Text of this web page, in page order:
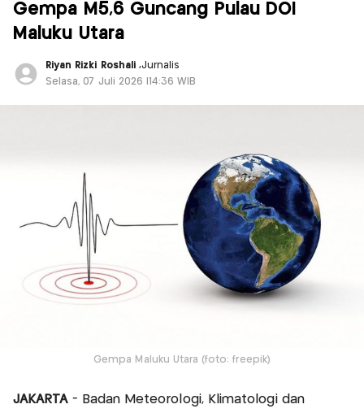
Gempa M5,6 Guncang Pulau DOI
Maluku Utara
Riyan Rizki Roshali ,Jurnalis
Selasa, 07 Juli 2026 |14:36 WIB
Gempa Maluku Utara (foto: freepik)
JAKARTA- Badan Meteorologi, Klimatologi dan